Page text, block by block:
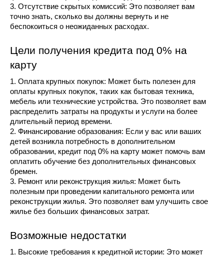
3. Отсутствие скрытых комиссий: Это позволяет вам
точно знать, сколько вы должны вернуть и не
беспокоиться о неожиданных расходах.
Цели получения кредита под 0% на
карту
1. Оплата крупных покупок: Может быть полезен для
оплаты крупных покупок, таких как бытовая техника,
мебель или технические устройства. Это позволяет вам
распределить затраты на продукты и услуги на более
длительный период времени.
2. Финансирование образования: Если у вас или ваших
детей возникла потребность в дополнительном
образовании, кредит под 0% на карту может помочь вам
оплатить обучение без дополнительных финансовых
бремен.
3. Ремонт или реконструкция жилья: Может быть
полезным при проведении капитального ремонта или
реконструкции жилья. Это позволяет вам улучшить свое
жилье без больших финансовых затрат.
Возможные недостатки
1. Высокие требования к кредитной истории: Это может